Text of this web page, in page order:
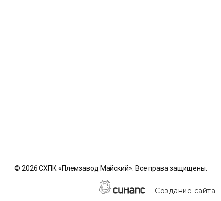
© 2026 СХПК «Племзавод Майский». Все права защищены.
Создание сайта